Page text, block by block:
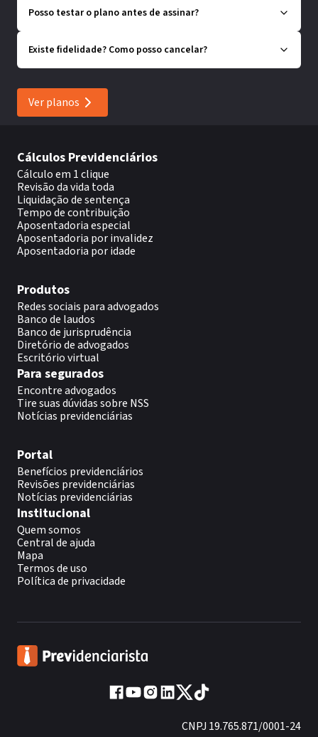
Posso testar o plano antes de assinar?
Existe fidelidade? Como posso cancelar?
Ver planos
Cálculos Previdenciários
Cálculo em 1 clique
Revisão da vida toda
Liquidação de sentença
Tempo de contribuição
Aposentadoria especial
Aposentadoria por invalidez
Aposentadoria por idade
Produtos
Redes sociais para advogados
Banco de laudos
Banco de jurisprudência
Diretório de advogados
Escritório virtual
Para segurados
Encontre advogados
Tire suas dúvidas sobre NSS
Notícias previdenciárias
Portal
Benefícios previdenciários
Revisões previdenciárias
Notícias previdenciárias
Institucional
Quem somos
Central de ajuda
Mapa
Termos de uso
Política de privacidade
CNPJ 19.765.871/0001-24